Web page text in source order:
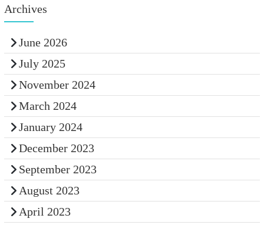
Archives
June 2026
July 2025
November 2024
March 2024
January 2024
December 2023
September 2023
August 2023
April 2023